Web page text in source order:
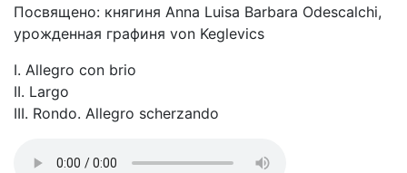
Посвящено: княгиня Anna Luisa Barbara Odescalchi,
урожденная графиня von Keglevics
I. Allegro con brio
II. Largo
III. Rondo. Allegro scherzando